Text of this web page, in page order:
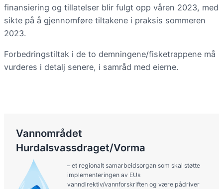
finansiering og tillatelser blir fulgt opp våren 2023, med
sikte på å gjennomføre tiltakene i praksis sommeren
2023.
Forbedringstiltak i de to demningene/fisketrappene må
vurderes i detalj senere, i samråd med eierne.
Vannområdet
Hurdalsvassdraget/Vorma
– et regionalt samarbeidsorgan som skal støtte
implementeringen av EUs
vanndirektiv/vannforskriften og være pådriver